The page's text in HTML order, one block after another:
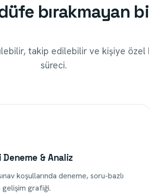
bırakmayan
takip edilebilir ve kişiye özel
süreci.
Deneme & Analiz
koşullarında deneme, soru-bazlı
gelişim grafiği.